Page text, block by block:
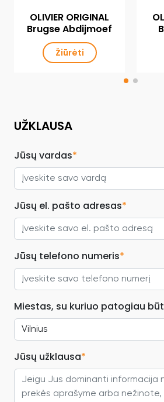
OLIVIER ORIGINAL
Brugse Abdijmoef
Žiūrėti
UŽKLAUSA
Jūsų vardas*
Jūsų el. pašto adresas*
Jūsų telefono numeris*
Miestas, su kuriuo patogiau
Jūsų užklausa*